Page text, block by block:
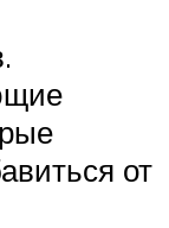
от